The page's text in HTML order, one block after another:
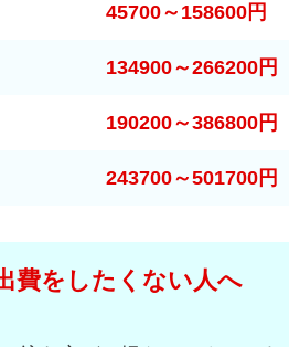
45700～158600円
134900～266200円
190200～386800円
243700～501700円
費をしたくない人へ